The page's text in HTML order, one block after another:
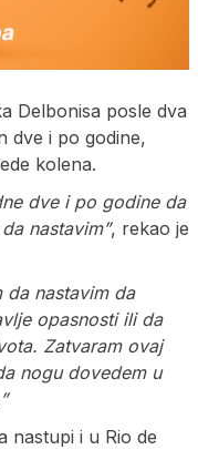
Delbonisa posle dva
dve i po godine,
kolena.
dve i po godine da
nastavim”, rekao je
da nastavim da
opasnosti ili da
Zatvaram ovaj
nogu dovedem u
nastupi i u Rio de